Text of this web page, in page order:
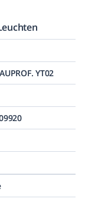
YT02